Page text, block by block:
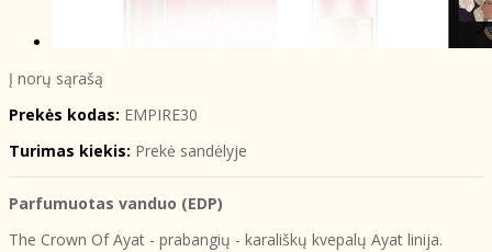
Į norų sąrašą
Prekės kodas: EMPIRE30
Turimas kiekis: Prekė sandėlyje
Parfumuotas vanduo (EDP)
The Crown Of Ayat - prabangių - karališkų kvepalų Ayat linija.